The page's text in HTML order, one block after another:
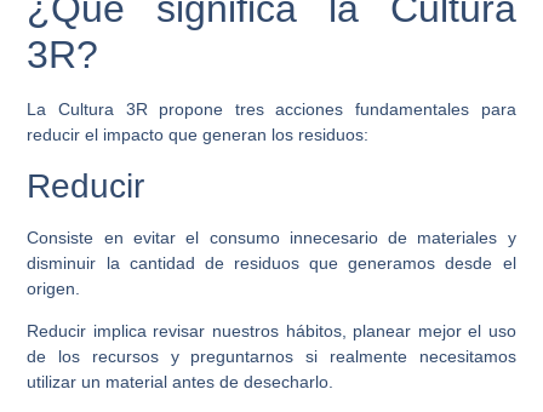
3R?
La Cultura 3R propone tres acciones fundamentales para
reducir el impacto que generan los residuos:
Reducir
Consiste en evitar el consumo innecesario de materiales y
disminuir la cantidad de residuos que generamos desde el
origen.
Reducir implica revisar nuestros hábitos, planear mejor el uso
de los recursos y preguntarnos si realmente necesitamos
utilizar un material antes de desecharlo.